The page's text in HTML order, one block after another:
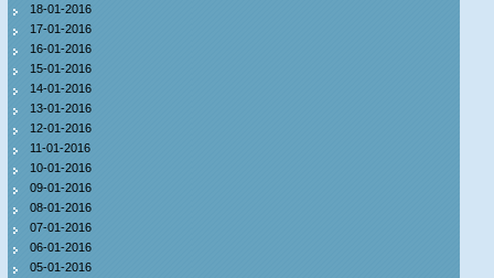
18-01-2016
17-01-2016
16-01-2016
15-01-2016
14-01-2016
13-01-2016
12-01-2016
11-01-2016
10-01-2016
09-01-2016
08-01-2016
07-01-2016
06-01-2016
05-01-2016